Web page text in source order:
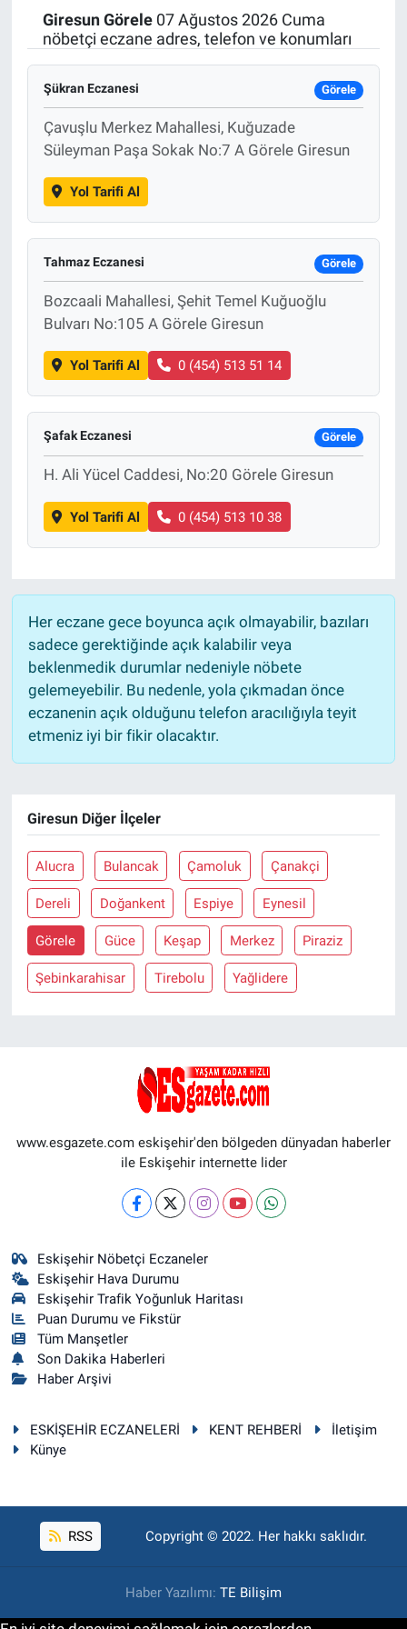
Giresun Görele07 Ağustos 2026 Cuma
nöbetçi eczane adres, telefon ve konumları
Şükran Eczanesi Görele
Çavuşlu Merkez Mahallesi, Kuğuzade
Süleyman Paşa Sokak No:7 A Görele Giresun
Yol Tarifi Al
Tahmaz Eczanesi Görele
Bozcaali Mahallesi, Şehit Temel Kuğuoğlu
Bulvarı No:105 A Görele Giresun
Yol Tarifi Al 0 (454) 513 51 14
Şafak Eczanesi Görele
H. Ali Yücel Caddesi, No:20 Görele Giresun
Yol Tarifi Al 0 (454) 513 10 38
Her eczane gece boyunca açık olmayabilir, bazıları
sadece gerektiğinde açık kalabilir veya
beklenmedik durumlar nedeniyle nöbete
gelemeyebilir. Bu nedenle, yola çıkmadan önce
eczanenin açık olduğunu telefon aracılığıyla teyit
etmeniz iyi bir fikir olacaktır.
Giresun Diğer İlçeler
Alucra Bulancak Çamoluk Çanakçi
Dereli Doğankent Espiye Eynesil
Görele Güce Keşap Merkez Piraziz
Şebinkarahisar Tirebolu Yağlidere
www.esgazete.com eskişehir'den bölgeden dünyadan haberler
ile Eskişehir internette lider
Eskişehir Nöbetçi Eczaneler
Eskişehir Hava Durumu
Eskişehir Trafik Yoğunluk Haritası
Puan Durumu ve Fikstür
Tüm Manşetler
Son Dakika Haberleri
Haber Arşivi
ESKİŞEHİR ECZANELERİ KENT REHBERİ
İletişim
Künye
RSS Copyright © 2022. Her hakkı saklıdır.
Haber Yazılımı: TE Bilişim
Politika
Bilecik
Kütahya
Genel
Çevre
Yerel
Magazin